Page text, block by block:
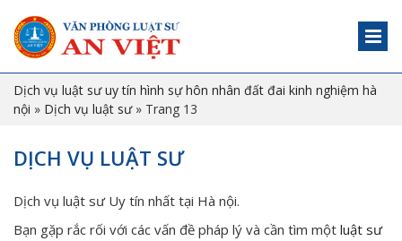
Dịch vụ luật sư uy tín hình sự hôn nhân đất đai kinh nghiệm hà
nội » Dịch vụ luật sư» Trang 13
DỊCH VỤ LUẬT SƯ
Dịch vụ luật sư Uy tín nhất tại Hà nội.
Bạn gặp rắc rối với các vấn đề pháp lý và cần tìm một luật sư